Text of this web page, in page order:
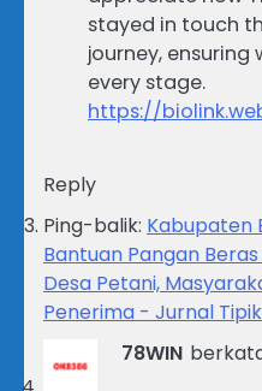
stayed in touch
journey, ensuring
every stage.
https://
Reply
Ping-balik: Kabupaten
Bantuan Pangan
Desa Petani,
Penerima - Jurnal
78WIN